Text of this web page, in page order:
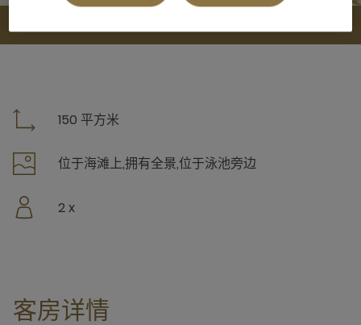
150 平方米
位于海滩上,拥有全景,位于泳池旁边
2 x
客房详情